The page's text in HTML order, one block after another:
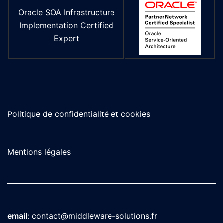
Oracle SOA Infrastructure
Implementation Certified
Expert
Politique de confidentialité et cookies
Mentions légales
email: contact@middleware-solutions.fr